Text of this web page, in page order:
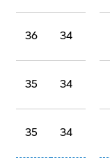
34
36
34
35
34
35